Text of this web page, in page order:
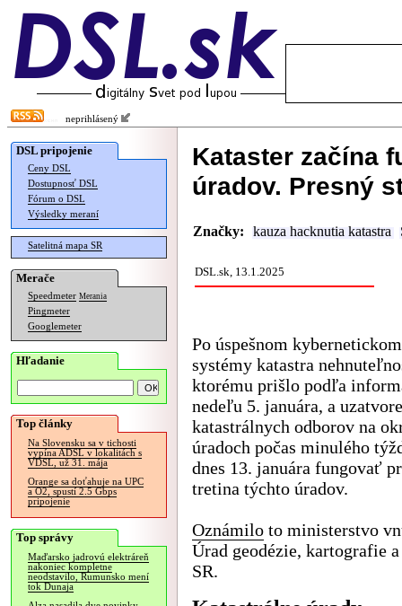
neprihlásený
DSL pripojenie
Ceny DSL
Dostupnosť DSL
Fórum o DSL
Výsledky meraní
Satelitná mapa SR
Merače
Speedmeter Merania
Pingmeter
Googlemeter
Hľadanie
Top články
Na Slovensku sa v tichosti
vypína ADSL v lokalitách s
VDSL, už 31. mája
Orange sa doťahuje na UPC
a O2, spustí 2.5 Gbps
pripojenie
Top správy
Maďarsko jadrovú elektráreň
nakoniec kompletne
neodstavilo, Rumunsko mení
tok Dunaja
Kataster začína
úradov. Presný
Značky: kauza hacknutia katastra
DSL.sk, 13.1.2025
Po úspešnom
systémy katastra
ktorému prišlo podľa
nedeľu 5. januára, a
katastrálnych odborov na
úradoch počas minulého
dnes 13. januára fungovať
tretina týchto úradov.
Oznámilo to ministerstvo
Úrad geodézie, kartografie
SR.